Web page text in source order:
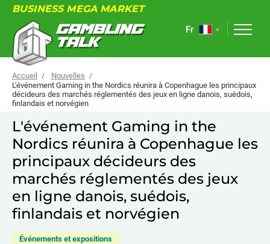
BUSINESS MEGA MARKET
FORUM
ARTICLES
NOUVELLES
LIENS UTILES
ÉVÉNEMENTS
Fr
Accueil
Nouvelles
L'événement Gaming in the Nordics réunira à Copenhague les principaux
décideurs des marchés réglementés des jeux en ligne danois, suédois,
finlandais et norvégien
L'événement Gaming in the
Nordics réunira à Copenhague les
principaux décideurs des
marchés réglementés des jeux
en ligne danois, suédois,
finlandais et norvégien
Événements et expositions